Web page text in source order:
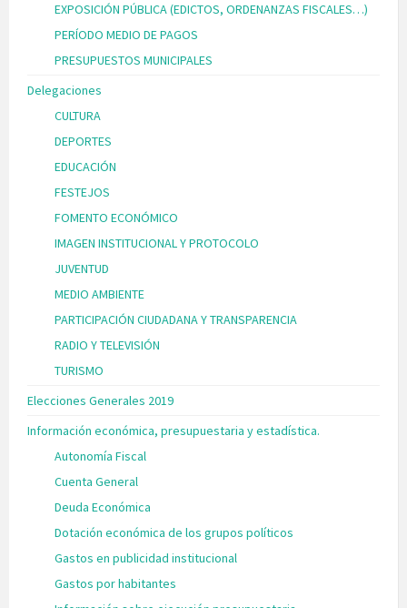
EXPOSICIÓN PÚBLICA (EDICTOS, ORDENANZAS FISCALES…)
PERÍODO MEDIO DE PAGOS
PRESUPUESTOS MUNICIPALES
Delegaciones
CULTURA
DEPORTES
EDUCACIÓN
FESTEJOS
FOMENTO ECONÓMICO
IMAGEN INSTITUCIONAL Y PROTOCOLO
JUVENTUD
MEDIO AMBIENTE
PARTICIPACIÓN CIUDADANA Y TRANSPARENCIA
RADIO Y TELEVISIÓN
TURISMO
Elecciones Generales 2019
Información económica, presupuestaria y estadística.
Autonomía Fiscal
Cuenta General
Deuda Económica
Dotación económica de los grupos políticos
Gastos en publicidad institucional
Gastos por habitantes